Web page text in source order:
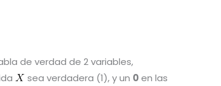
de verdad de 2 variables,
sea verdadera (1), y un 0en las